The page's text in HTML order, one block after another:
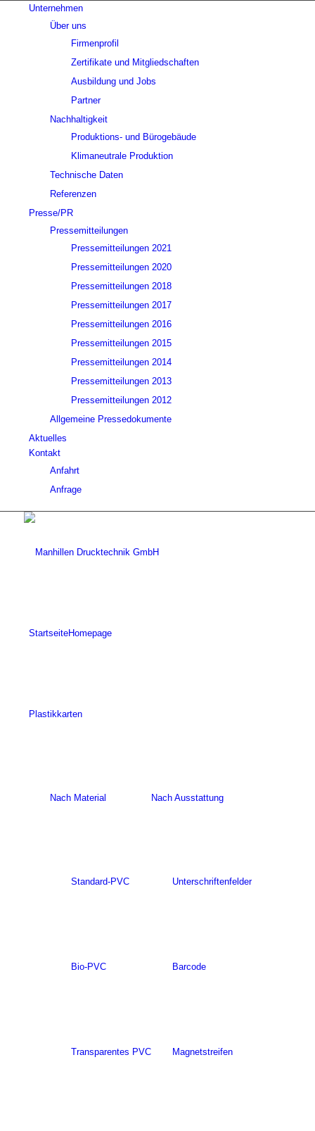
Unternehmen
Über uns
Firmenprofil
Zertifikate und Mitgliedschaften
Ausbildung und Jobs
Partner
Nachhaltigkeit
Produktions- und Bürogebäude
Klimaneutrale Produktion
Technische Daten
Referenzen
Presse/PR
Pressemitteilungen
Pressemitteilungen 2021
Pressemitteilungen 2020
Pressemitteilungen 2018
Pressemitteilungen 2017
Pressemitteilungen 2016
Pressemitteilungen 2015
Pressemitteilungen 2014
Pressemitteilungen 2013
Pressemitteilungen 2012
Allgemeine Pressedokumente
Aktuelles
Kontakt
Anfahrt
Anfrage
StartseiteHomepage
Plastikkarten
Nach Material
Standard-PVC
Bio-PVC
Transparentes PVC
Nach Ausstattung
Unterschriftenfelder
Barcode
Magnetstreifen